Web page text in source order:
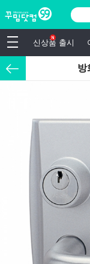
신상품 출시
방